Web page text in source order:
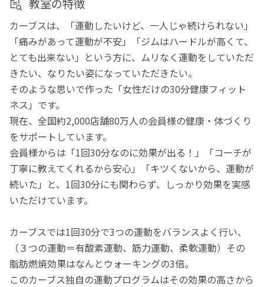
教室の特徴
カーブスは、「運動したいけど、一人じゃ続けられない」
「痛みがあって運動が不安」「ジムはハードルが高くて、
とても出来ない」という方に、ムリなく運動をしていただ
きたい、なりたい姿になっていただきたい。
そのような思いで作った「女性だけの30分健康フィット
ネス」です。
現在、全国約2,000店舗80万人の会員様の健康・体づくり
をサポートしています。
会員様からは「1回30分なのに効果が出る！」「コーチが
丁寧に教えてくれるから安心」「キツくないから、運動が
続いた」と、1回30分にも関わらず、しっかり効果を実感
いただけています。
カーブスでは1回30分で3つの運動をバランスよく行い、
（３つの運動＝有酸素運動、筋力運動、柔軟運動）その
脂肪燃焼効果はなんとウォーキングの3倍。
このカーブス独自の運動プログラムはその効果の高さから